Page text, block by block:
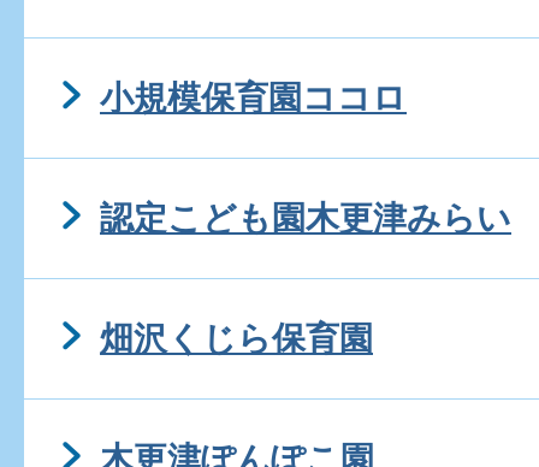
小規模保育園ココロ
認定こども園木更津みらい
畑沢くじら保育園
木更津ぽんぽこ園